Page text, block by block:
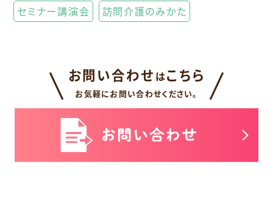
セミナー講演会
訪問介護のみかた
お問い合わせ はこちら
お気軽にお問い合わせください。